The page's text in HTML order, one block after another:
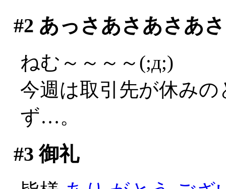
#2 あっさあさあさあ
ねむ～～～～(;д;)
今週は取引先が休み
ず…。
#3 御礼